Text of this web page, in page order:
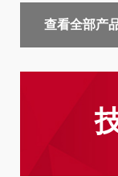
查看全部产